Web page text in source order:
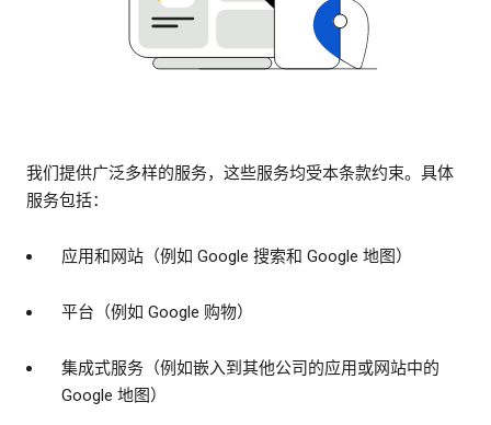
我们提供广泛多样的服务，这些服务均受本条款约束。具体
服务包括：
应用和网站（例如 Google 搜索和 Google 地图）
平台（例如 Google 购物）
集成式服务（例如嵌入到其他公司的应用或网站中的
Google 地图）